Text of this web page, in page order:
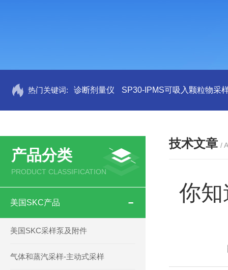
热门关键词: 诊断剂量仪 SP30-IPMS可吸入颗粒物采
产品分类
PRODUCT CLASSIFICATION
美国SKC产品
美国SKC采样泵及附件
气体和蒸汽采样-主动式采样
技术文章 /
你